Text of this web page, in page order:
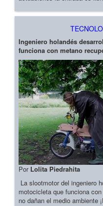
Ingeniero holandés
funciona con metano
Por Lolita Piedrahita
La slootmotor del ingeniero
motocicleta que funciona
no dañan el medio ambiente